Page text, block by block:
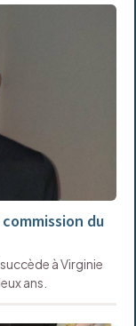
du
à Virginie
ans.